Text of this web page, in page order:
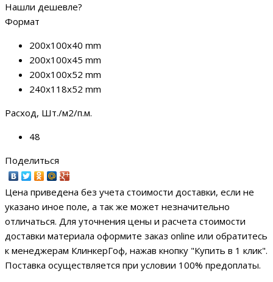
Нашли дешевле?
Формат
200x100x40 mm
200x100x45 mm
200x100x52 mm
240х118x52 mm
Расход, Шт./м2/п.м.
48
Поделиться
Цена приведена без учета стоимости доставки, если не
указано иное поле, а так же может незначительно
отличаться. Для уточнения цены и расчета стоимости
доставки материала оформите заказ online или обратитесь
к менеджерам КлинкерГоф, нажав кнопку "Купить в 1 клик".
Поставка осуществляется при условии 100% предоплаты.